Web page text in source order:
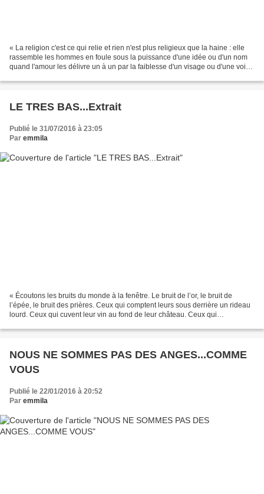
« La religion c'est ce qui relie et rien n'est plus religieux que la haine : elle
rassemble les hommes en foule sous la puissance d'une idée ou d'un nom
quand l'amour les délivre un à un par la faiblesse d'un visage ou d'une voix.
LE TRES BAS...Extrait
Publié le 31/07/2016 à 23:05
Par emmila
« Écoutons les bruits du monde à la fenêtre. Le bruit de l’or, le bruit de
l’épée, le bruit des prières. Ceux qui comptent leurs sous derrière un rideau
lourd. Ceux qui cuvent leur vin au fond de leur château. Ceux qui
NOUS NE SOMMES PAS DES ANGES...COMME
VOUS
Publié le 22/01/2016 à 20:52
Par emmila